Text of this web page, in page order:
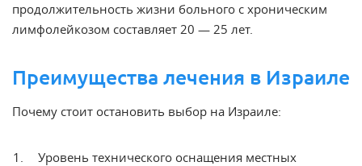
продолжительность жизни больного с хроническим
лимфолейкозом составляет 20 — 25 лет.
Преимущества лечения в Израиле
Почему стоит остановить выбор на Израиле:
Уровень технического оснащения местных